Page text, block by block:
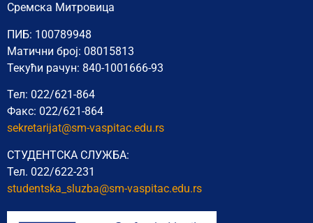
Сремска Митровица
ПИБ: 100789948
Матични број: 08015813
Текући рачун: 840-1001666-93
Тел: 022/621-864
Факс: 022/621-864
sekretarijat@sm-vaspitac.edu.rs
СТУДЕНТСКА СЛУЖБА:
Тел. 022/622-231
studentska_sluzba@sm-vaspitac.edu.rs